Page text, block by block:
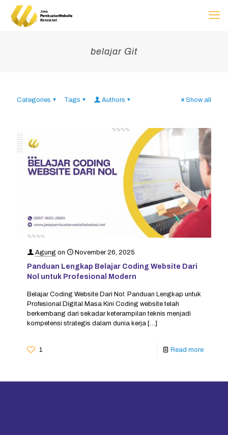
belajar Git
Categories Tags Authors Show all
Agung on November 26, 2025
Panduan Lengkap Belajar Coding Website Dari
Nol untuk Profesional Modern
Belajar Coding Website Dari Nol: Panduan Lengkap untuk
Profesional Digital Masa Kini Coding website telah
berkembang dari sekadar keterampilan teknis menjadi
kompetensi strategis dalam dunia kerja […]
1 Read more